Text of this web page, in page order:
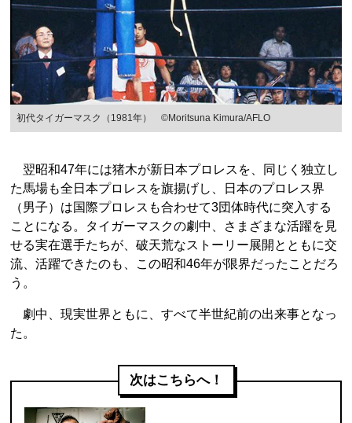
初代タイガーマスク（1981年） ©Moritsuna Kimura/AFLO
翌昭和47年には猪木が新日本プロレスを、同じく独立し
た馬場も全日本プロレスを旗揚げし、日本のプロレス界
（男子）は国際プロレスも合わせて3団体時代に突入する
ことになる。タイガーマスクの劇中、さまざまな活躍を見
せる実在選手たちが、破天荒なストーリー展開とともに交
流、活躍できたのも、この昭和46年が限界だったことだろ
う。
劇中、現実世界ともに、すべて半世紀前の出来事となっ
た。
次はこちらへ！